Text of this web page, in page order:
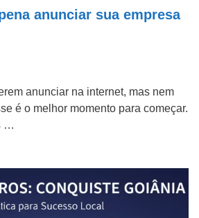
anunciar sua empresa
anunciar na internet, mas nem
é o melhor momento para começar.
…
Nome
ADS